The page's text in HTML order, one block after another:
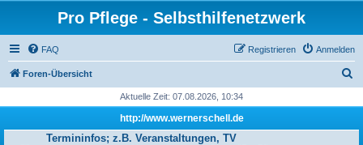
Pro Pflege - Selbsthilfenetzwerk
FAQ Anmelden
Registrieren
Foren-Übersicht
h
Aktuelle Zeit: 07.08.2026, 10:34
http://www.wernerschell.de
Termininfos; z.B. Veranstaltungen, TV